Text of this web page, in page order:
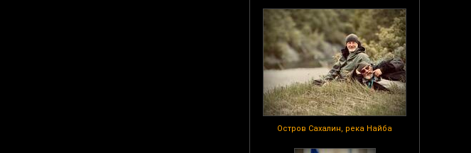
Остров Сахалин, река Найба